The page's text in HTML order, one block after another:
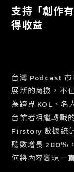
支持「創作
得收益
台灣 Podcast 市
展新的商機，不
為跨界 KOL、名
台業者相繼轉戰
Firstory 數據統
聽數增長 280％
何將內容變現一